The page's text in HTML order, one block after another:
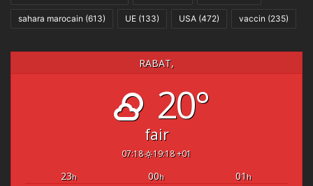
sahara marocain (613) UE (133) USA (472) vaccin (235)
RABAT,
20°
fair
07:18 19:18 +01
23h 00h 01 h